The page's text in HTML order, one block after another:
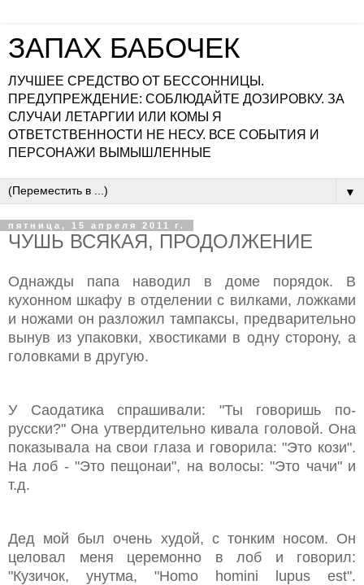
ЗАПАХ БАБОЧЕК
ЛУЧШЕЕ СРЕДСТВО ОТ БЕССОННИЦЫ.
ПРЕДУПРЕЖДЕНИЕ: СОБЛЮДАЙТЕ ДОЗИРОВКУ. ЗА
СЛУЧАИ ЛЕТАРГИИ ИЛИ КОМЫ Я
ОТВЕТСТВЕННОСТИ НЕ НЕСУ. ВСЕ СОБЫТИЯ И
ПЕРСОНАЖИ ВЫМЫШЛЕННЫЕ
▼
пятница, 15 апреля 2011 г.
ЧУШЬ ВСЯКАЯ, ПРОДОЛЖЕНИЕ
Однажды папа наводил в доме порядок. В
кухонном шкафу в отделении с вилками, ложками
и ножами он разложил тампаксы, предварительно
вынув из упаковки, хвостиками в одну сторону, а
головками в другую.
У Саодатика спрашивали: "Ты говоришь по-
русски?" Она утвердительно кивала головой. Она
показывала на свои глаза и говорила: "Это кози".
На лоб - "Это пещонаи", на волосы: "Это чачи" и
т.д.
Дед мой был очень худой, с тонким носом. Он
целовал меня церемонно в лоб и говорил:
"Кузичок, унутма, "Homo homini lupus est".